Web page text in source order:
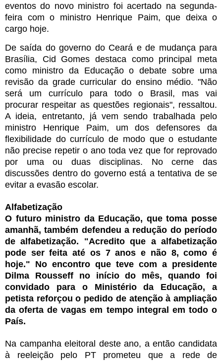
eventos do novo ministro foi acertado na segunda-
feira com o ministro Henrique Paim, que deixa o
cargo hoje.
De saída do governo do Ceará e de mudança para
Brasília, Cid Gomes destaca como principal meta
como ministro da Educação o debate sobre uma
revisão da grade curricular do ensino médio. "Não
será um currículo para todo o Brasil, mas vai
procurar respeitar as questões regionais", ressaltou.
A ideia, entretanto, já vem sendo trabalhada pelo
ministro Henrique Paim, um dos defensores da
flexibilidade do currículo de modo que o estudante
não precise repetir o ano toda vez que for reprovado
por uma ou duas disciplinas. No cerne das
discussões dentro do governo está a tentativa de se
evitar a evasão escolar.
Alfabetização
O futuro ministro da Educação, que toma posse
amanhã, também defendeu a redução do período
de alfabetização. "Acredito que a alfabetização
pode ser feita até os 7 anos e não 8, como é
hoje." No encontro que teve com a presidente
Dilma Rousseff no início do mês, quando foi
convidado para o Ministério da Educação, a
petista reforçou o pedido de atenção à ampliação
da oferta de vagas em tempo integral em todo o
País.
Na campanha eleitoral deste ano, a então candidata
à reeleição pelo PT prometeu que a rede de